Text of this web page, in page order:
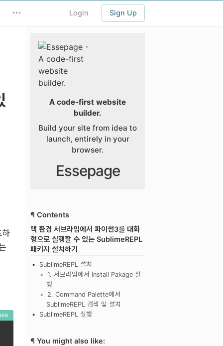
Login Sign Up
하
A code-first website
builder.
Build your site from idea to
launch, entirely in your
browser.
Essepage
¶ Contents
맥 환경 서브라임에서 파이썬3를 대화
형으로 실행할 수 있는 SublimeREPL
패키지 설치하기
SublimeREPL 설치
1. 서브라임에서 Install Pakage 실
행
2. Command Palette에서
SublimeREPL 검색 및 설치
SublimeREPL 실행
¶ You might also like: